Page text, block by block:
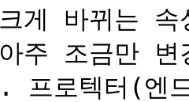
게 바뀌는
주 조금만
프로텍터(엔